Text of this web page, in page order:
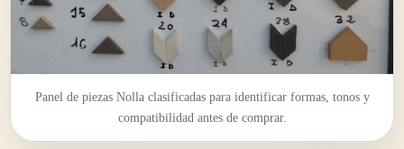
Panel de piezas Nolla clasificadas para identificar formas, tonos y
compatibilidad antes de comprar.